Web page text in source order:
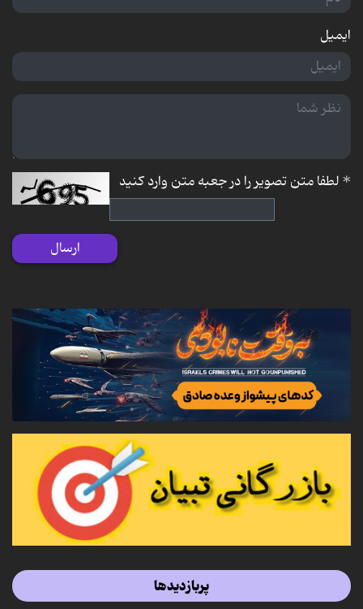
ایمیل
*لطفا متن تصویر را در جعبه متن وارد کنید
ارسال
پربازدیدها